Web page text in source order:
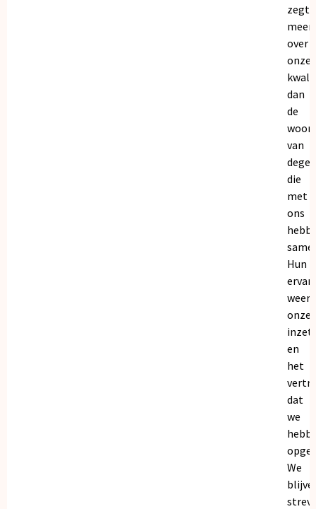
zegt
meer
over
onze
dan
de
van
die
met
ons
Hun
onze
inzet
en
het
dat
we
We